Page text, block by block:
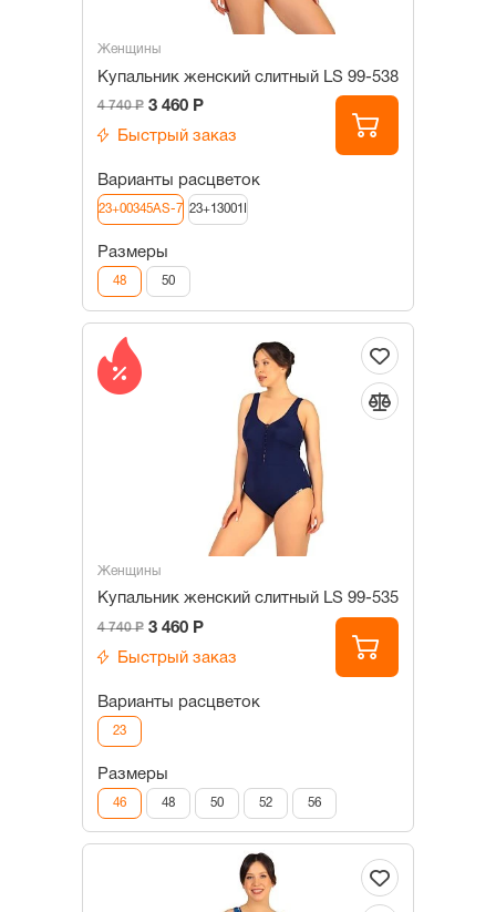
Женщины
Купальник женский слитный LS 99-538
4 740 Р 3 460 Р
Быстрый заказ
Варианты расцветок
23+00345AS-7 23+13001I
Размеры
48 50
Женщины
Купальник женский слитный LS 99-535
4 740 Р 3 460 Р
Быстрый заказ
Варианты расцветок
23
Размеры
46 48 50 52 56